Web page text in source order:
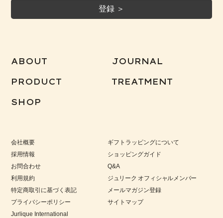
ABOUT JOURNAL
PRODUCT TREATMENT
SHOP
会社概要
採用情報
お問合わせ
利用規約
特定商取引に基づく表記
プライバシーポリシー
Jurlique International
ギフトラッピングについて
ショッピングガイド
Q&A
ジュリーク オフィシャルメンバー
メールマガジン登録
サイトマップ